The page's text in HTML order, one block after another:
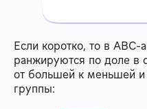
Если коротко, то в ABC-
ранжируются по доле в
от большей к меньшей и
группы: